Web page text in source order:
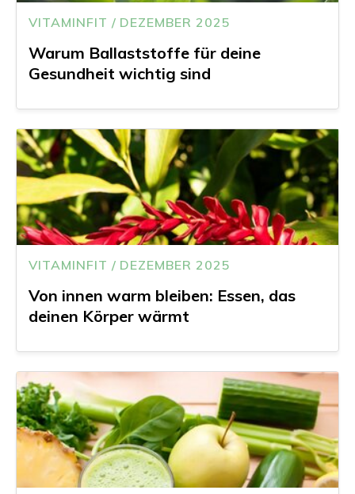
VITAMINFIT / DEZEMBER 2025
Warum Ballaststoffe für deine
Gesundheit wichtig sind
VITAMINFIT / DEZEMBER 2025
Von innen warm bleiben: Essen, das
deinen Körper wärmt